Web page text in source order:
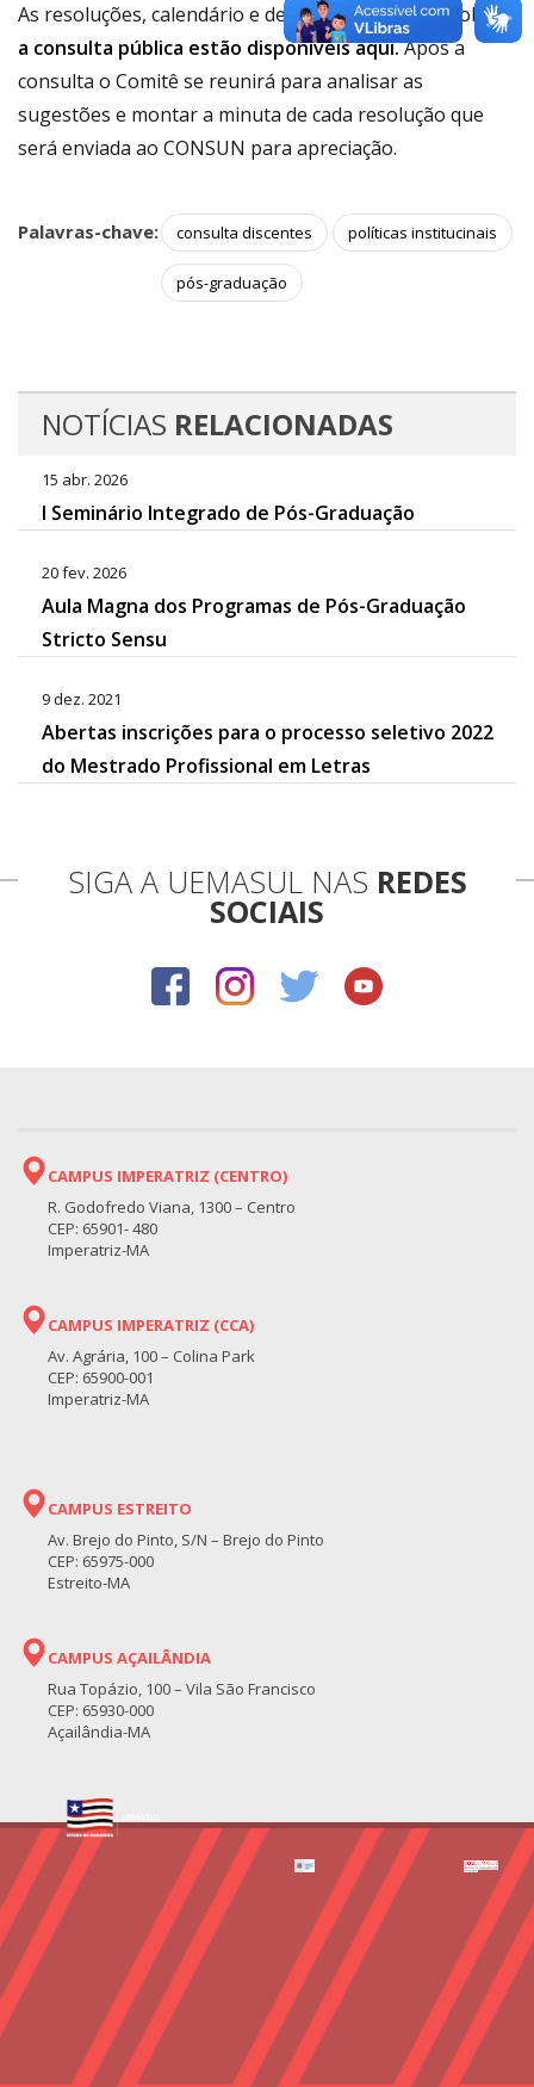
As resoluções, calendário e demais informações sobre
a consulta pública estão disponíveis aqui.Após a
consulta o Comitê se reunirá para analisar as
sugestões e montar a minuta de cada resolução que
será enviada ao CONSUN para apreciação.
Palavras-chave: consulta discentes políticas institucinais
pós-graduação
NOTÍCIAS RELACIONADAS
15 abr. 2026
I Seminário Integrado de Pós-Graduação
20 fev. 2026
Aula Magna dos Programas de Pós-Graduação
Stricto Sensu
9 dez. 2021
Abertas inscrições para o processo seletivo 2022
do Mestrado Profissional em Letras
SIGA A UEMASUL NAS REDES
SOCIAIS
CAMPUS IMPERATRIZ (CENTRO)
R. Godofredo Viana, 1300 – Centro
CEP: 65901- 480
Imperatriz-MA
CAMPUS IMPERATRIZ (CCA)
Av. Agrária, 100 – Colina Park
CEP: 65900-001
Imperatriz-MA
CAMPUS ESTREITO
Av. Brejo do Pinto, S/N – Brejo do Pinto
CEP: 65975-000
Estreito-MA
CAMPUS AÇAILÂNDIA
Rua Topázio, 100 – Vila São Francisco
CEP: 65930-000
Açailândia-MA